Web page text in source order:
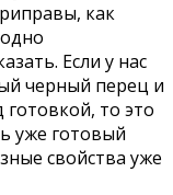
как
Если у нас
черный перец и
то это
уже готовый
свойства уже